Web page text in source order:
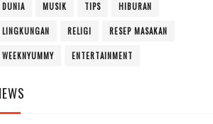
DUNIA MUSIK TIPS HIBURAN
LINGKUNGAN RELIGI RESEP MASAKAN
WEEKNYUMMY ENTERTAINMENT